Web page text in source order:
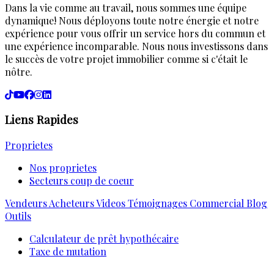
Dans la vie comme au travail, nous sommes une équipe
dynamique! Nous déployons toute notre énergie et notre
expérience pour vous offrir un service hors du commun et
une expérience incomparable. Nous nous investissons dans
le succès de votre projet immobilier comme si c'était le
nôtre.
Liens Rapides
Proprietes
Nos proprietes
Secteurs coup de coeur
VendeursAcheteursVideosTémoignages Commercial Blog
Outils
Calculateur de prêt hypothécaire
Taxe de mutation